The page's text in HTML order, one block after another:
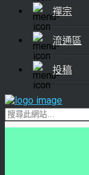
禪宗
流通區
投稿